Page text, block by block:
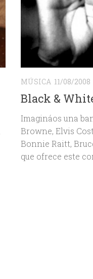
MÚSICA 11/08/2008
Black &
Imagináos una
Browne, Elvis
Bonnie Raitt,
que ofrece este